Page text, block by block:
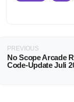
PREVIOUS
No Scope Arcade
Code-Update Juli